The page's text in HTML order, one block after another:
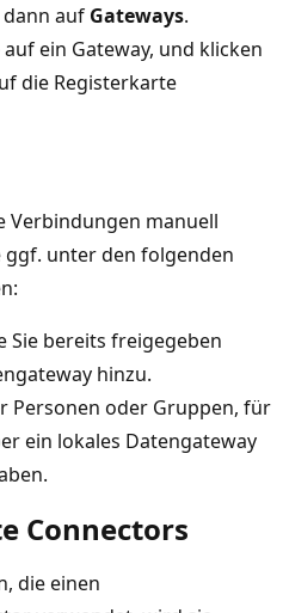
auf Gateways.
ein Gateway, und klicken
die Registerkarte
Verbindungen manuell
ggf. unter den folgenden
Sie bereits freigegeben
hinzu.
Personen oder Gruppen, für
ein lokales Datengateway
Connectors
die einen